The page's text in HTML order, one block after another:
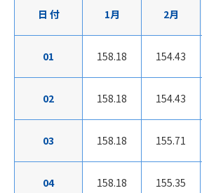
日 付 1月 2月
01 158.18 154.43
02 158.18 154.43
03 158.18 155.71
04 158.18 155.35